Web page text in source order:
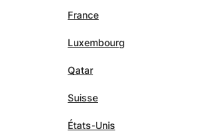
France
Luxembourg
Qatar
Suisse
États-Unis